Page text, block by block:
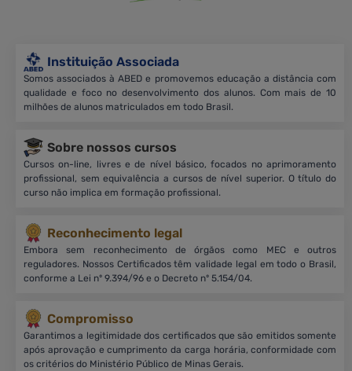
Instituição Associada
Somos associados à ABED e promovemos educação a distância com
qualidade e foco no desenvolvimento dos alunos. Com mais de 10
milhões de alunos matriculados em todo Brasil.
Sobre nossos cursos
Cursos on-line, livres e de nível básico, focados no aprimoramento
profissional, sem equivalência a cursos de nível superior. O título do
curso não implica em formação profissional.
Reconhecimento legal
Embora sem reconhecimento de órgãos como MEC e outros
reguladores. Nossos Certificados têm validade legal em todo o Brasil,
conforme a Lei nº 9.394/96 e o Decreto nº 5.154/04.
Compromisso
Garantimos a legitimidade dos certificados que são emitidos somente
após aprovação e cumprimento da carga horária, conformidade com
os critérios do Ministério Público de Minas Gerais.